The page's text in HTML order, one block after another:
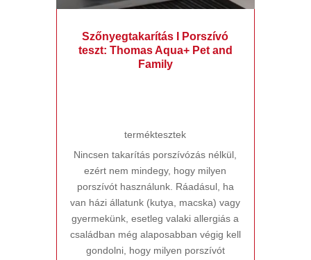
Szőnyegtakarítás I Porszívó
teszt: Thomas Aqua+ Pet and
Family
terméktesztek
Nincsen takarítás porszívózás nélkül,
ezért nem mindegy, hogy milyen
porszívót használunk. Ráadásul, ha
van házi állatunk (kutya, macska) vagy
gyermekünk, esetleg valaki allergiás a
családban még alaposabban végig kell
gondolni, hogy milyen porszívót